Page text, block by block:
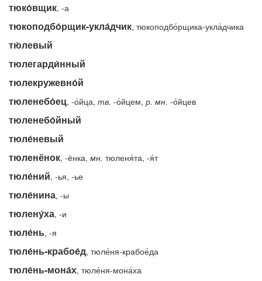
тюко́вщик, -а
тюкоподбо́рщик-укла́дчик, тюкоподбо́рщика-укла́дчика
тю́левый
тюлегарди́нный
тюлекружевно́й
тюленебо́ец, -о́йца, тв. -о́йцем, р. мн. -о́йцев
тюленебо́йный
тюле́невый
тюленёнок, -ёнка, мн. тюленя́та, -я́т
тюле́ний, -ья, -ье
тюле́нина, -ы
тюлену́ха, -и
тюле́нь, -я
тюле́нь-крабое́д, тюле́ня-крабое́да
тюле́нь-мона́х, тюле́ня-мона́ха